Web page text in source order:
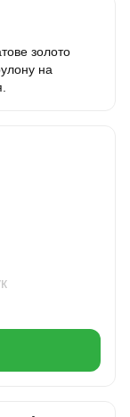
золото
на